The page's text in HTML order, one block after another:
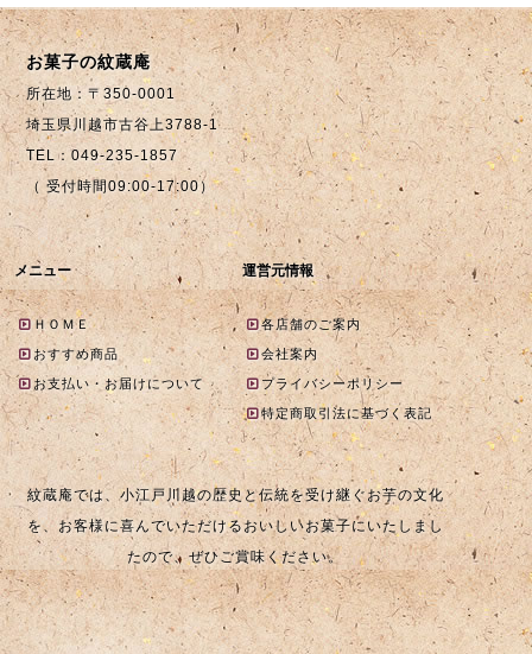
お菓子の紋蔵庵
所在地：〒350-0001
埼玉県川越市古谷上3788-1
TEL：049-235-1857
（ 受付時間09:00-17:00）
メニュー
ＨＯＭＥ
おすすめ商品
お支払い・お届けについて
運営元情報
各店舗のご案内
会社案内
プライバシーポリシー
特定商取引法に基づく表記
紋蔵庵では、小江戸川越の歴史と伝統を受け継ぐお芋の文化
を、お客様に喜んでいただけるおいしいお菓子にいたしまし
たので、ぜひご賞味ください。